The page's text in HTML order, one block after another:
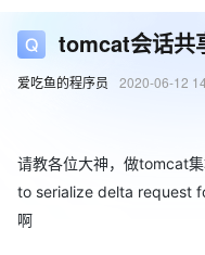
tomcat会话共
爱吃鱼的程序员 2020-06-12
请教各位大神，做tomcat
to serialize delta request
啊